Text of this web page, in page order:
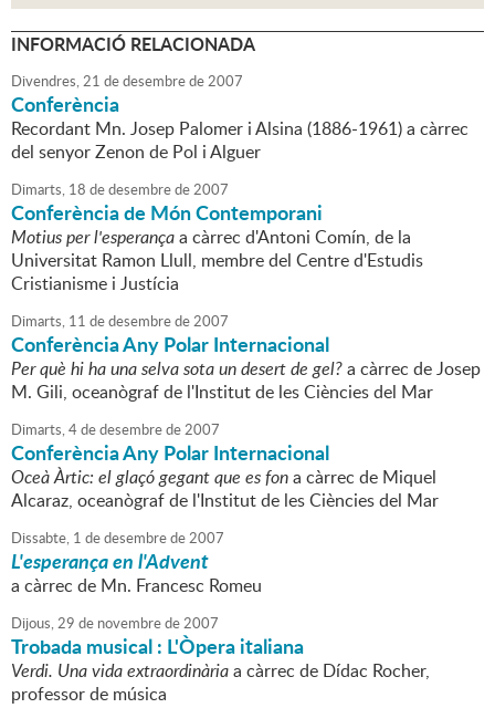
INFORMACIÓ RELACIONADA
Divendres,21 dedesembrede2007
Conferència
Recordant Mn. Josep Palomer i Alsina (1886-1961) a càrrec
del senyor Zenon de Pol i Alguer
Dimarts, 18 dedesembrede2007
Conferència de Món Contemporani
Motius per l'esperançaa càrrec d'Antoni Comín, de la
Universitat Ramon Llull, membre del Centre d'Estudis
Cristianisme i Justícia
Dimarts, 11 dedesembrede2007
Conferència Any Polar Internacional
Per què hi ha una selva sota un desert de gel?a càrrec de Josep
M. Gili, oceanògraf de l'Institut de les Ciències del Mar
Dimarts,4dedesembrede2007
Conferència Any Polar Internacional
Oceà Àrtic: el glaçó gegant que es fona càrrec de Miquel
Alcaraz, oceanògraf de l'Institut de les Ciències del Mar
Dissabte, 1 dedesembrede2007
L'esperança en l'Advent
a càrrec de Mn. Francesc Romeu
Dijous,29 de novembrede2007
Trobada musical : L'Òpera italiana
Verdi. Una vida extraordinàriaa càrrec de Dídac Rocher,
professor de música